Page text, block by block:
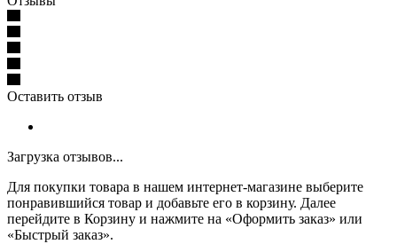
Оставить отзыв
Загрузка отзывов...
Для покупки товара в нашем интернет-магазине выберите
понравившийся товар и добавьте его в корзину. Далее
перейдите в Корзину и нажмите на «Оформить заказ» или
«Быстрый заказ».